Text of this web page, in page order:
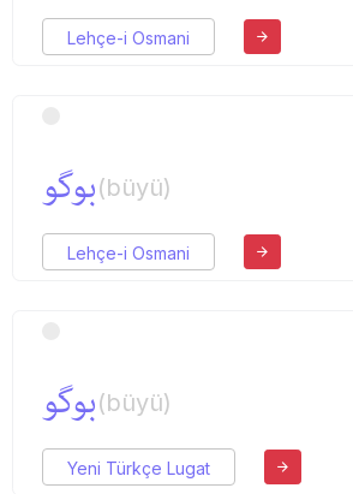
Lehçe-i Osmani
بوگو(büyü)
Lehçe-i Osmani
بوگو(büyü)
Yeni Türkçe Lugat